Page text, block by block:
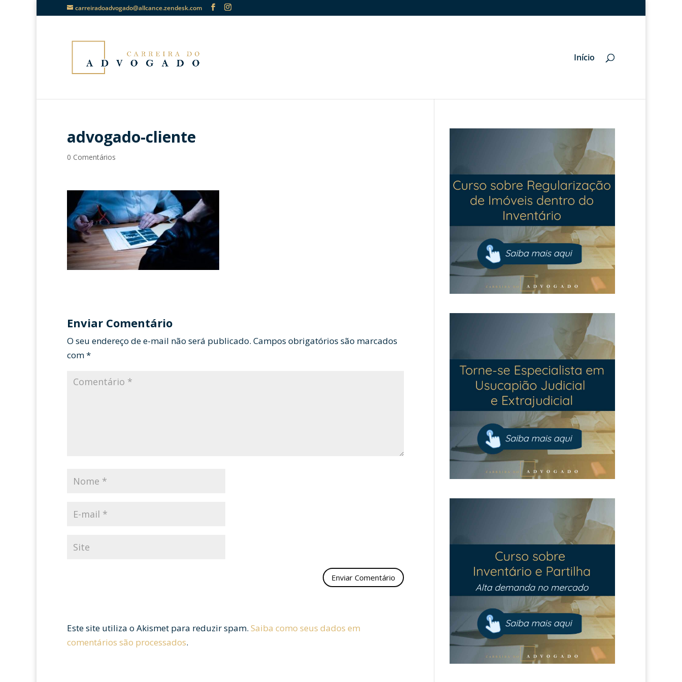
carreiradoadvogado@allcance.zendesk.com
Início
advogado-cliente
0 Comentários
Enviar Comentário
O seu endereço de e-mail não será publicado. Campos obrigatórios são marcados
com*
Este site utiliza o Akismet para reduzir spam. Saiba como seus dados em
comentários são processados.